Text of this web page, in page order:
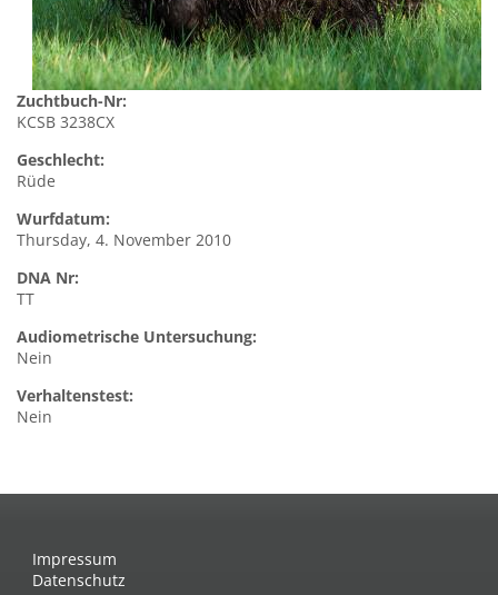
Zuchtbuch-Nr:
KCSB 3238CX
Geschlecht:
Rüde
Wurfdatum:
Thursday, 4. November 2010
DNA Nr:
TT
Audiometrische Untersuchung:
Nein
Verhaltenstest:
Nein
Impressum
Datenschutz